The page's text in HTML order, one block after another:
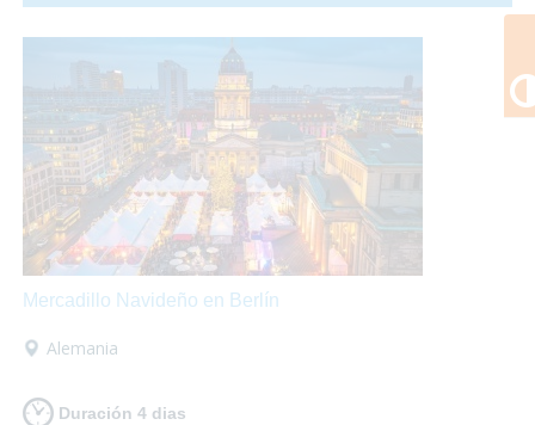
encargamos de que los servicios estén perfectamente
adaptados a tus necesidades!
Mercadillo Navideño en Berlín
Alemania
Duración 4 dias